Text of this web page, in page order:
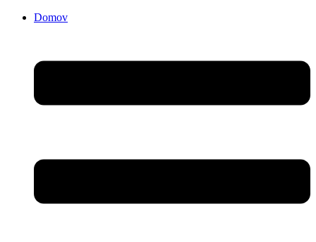
Domov